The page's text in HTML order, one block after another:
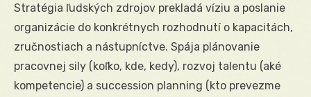
Stratégia ľudských zdrojov prekladá víziu a poslanie
organizácie do konkrétnych rozhodnutí o kapacitách,
zručnostiach a nástupníctve. Spája plánovanie
pracovnej sily (koľko, kde, kedy), rozvoj talentu (aké
kompetencie) a succession planning (kto prevezme